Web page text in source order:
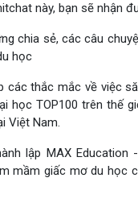
này, bạn sẽ nhận
chia sẻ, các câu
học
các thắc mắc về việc
học TOP100 trên thế
Việt Nam.
lập MAX
mầm giấc mơ du học